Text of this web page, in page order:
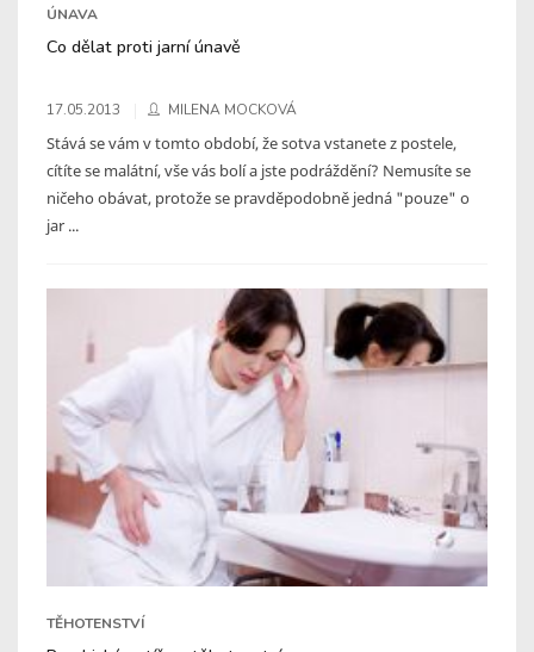
ÚNAVA
Co dělat proti jarní únavě
17.05.2013 MILENA MOCKOVÁ
Stává se vám v tomto období, že sotva vstanete z postele,
cítíte se malátní, vše vás bolí a jste podráždění? Nemusíte se
ničeho obávat, protože se pravděpodobně jedná "pouze" o
jar ...
TĚHOTENSTVÍ